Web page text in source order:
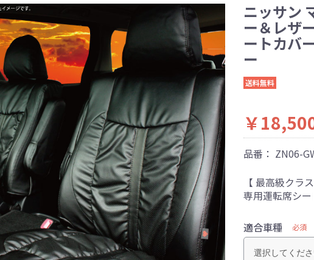
ニッサン
ー＆レザ
ートカバ
ー
送料無料
￥
品番： ZN06-
【 最高級クラ
専用運転席シ
適合車種 必須